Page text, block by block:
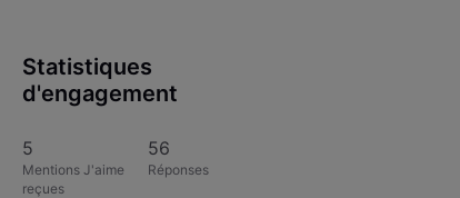
Statistiques
d'engagement
5
Mentions J'aime
reçues
56
Réponses